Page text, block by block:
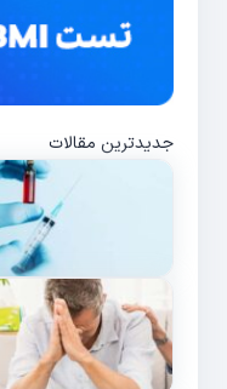
جدیدترین مقالات